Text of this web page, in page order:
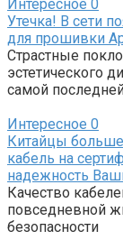
Интересное 0
Утечка! В сети
для прошивки
Страстные
эстетического
самой
Интересное 0
Китайцы больше
кабель на
надежность
Качество
повседневной
безопасности